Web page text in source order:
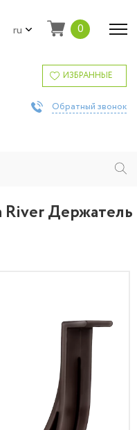
ru 0
ИЗБРАННЫЕ
Обратный звонок
River Держатель